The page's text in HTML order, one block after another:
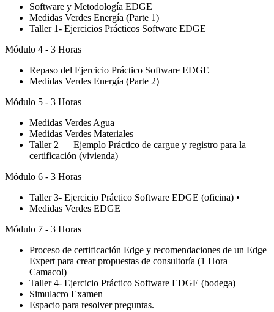
Software y Metodología EDGE
Medidas Verdes Energía (Parte 1)
Taller 1- Ejercicios Prácticos Software EDGE
Módulo 4 - 3 Horas
Repaso del Ejercicio Práctico Software EDGE
Medidas Verdes Energía (Parte 2)
Módulo 5 - 3 Horas
Medidas Verdes Agua
Medidas Verdes Materiales
Taller 2 — Ejemplo Práctico de cargue y registro para la
certificación (vivienda)
Módulo 6 - 3 Horas
Taller 3- Ejercicio Práctico Software EDGE (oficina) •
Medidas Verdes EDGE
Módulo 7 - 3 Horas
Proceso de certificación Edge y recomendaciones de un Edge
Expert para crear propuestas de consultoría (1 Hora –
Camacol)
Taller 4- Ejercicio Práctico Software EDGE (bodega)
Simulacro Examen
Espacio para resolver preguntas.